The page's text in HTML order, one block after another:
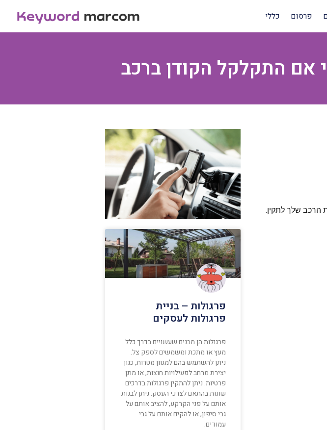
פרסום כללי
אם התקלקל הקודן ברכב
הרכב שלך לתקין.
פרגולות – בניית
פרגולות לעסקים
פרגולות הן מבנים שעשויים בדרך כלל
מעץ או מתכת ומשמשים לספק צל.
ניתן להשתמש בהם למגוון מטרות, כגון
יצירת מרחב לפעילויות חוצות, או מתן
פרטיות. ניתן להתקין פרגולות בדרכים
שונות בהתאם לצרכי העסק. ניתן לבנות
אותם על פני הקרקע, להציב אותם על
גבי סיפון, או להקים אותם על גבי
עמודים.